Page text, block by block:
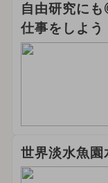
自由研究に
仕事をしよう
世界淡水魚